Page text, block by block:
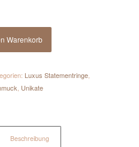
Warenkorb
Luxus Statementringe,
Unikate
Beschreibung